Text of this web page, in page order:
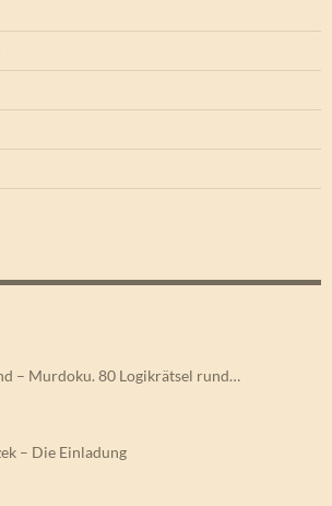
– Murdoku. 80 Logikrätsel rund…
– Die Einladung